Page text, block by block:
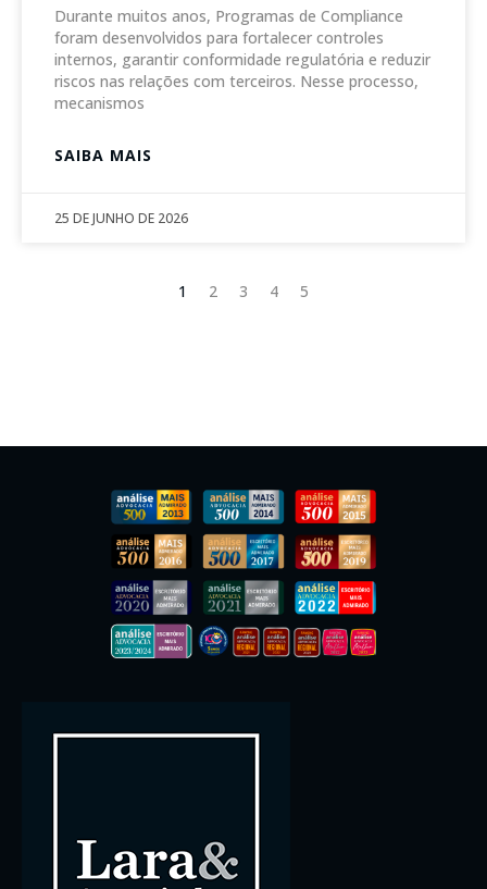
Durante muitos anos, Programas de Compliance
foram desenvolvidos para fortalecer controles
internos, garantir conformidade regulatória e reduzir
riscos nas relações com terceiros. Nesse processo,
mecanismos
SAIBA MAIS
25 DE JUNHO DE 2026
1 2 3 4 5